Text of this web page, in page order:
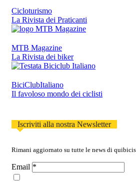
Cicloturismo
La Rivista dei Praticanti
MTB Magazine
La Rivista dei biker
BiciClubItaliano
Il favoloso mondo dei ciclisti
Iscriviti alla nostra Newsletter
Rimani aggiornato su tutte le news di
Email